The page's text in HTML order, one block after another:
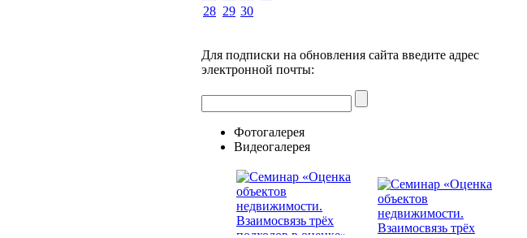
28 29 30
Для подписки на обновления сайта введите адрес
электронной почты:
Фотогалерея
Видеогалерея